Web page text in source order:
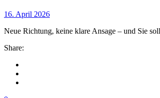
16. April 2026
Neue Richtung, keine klare Ansage – und Sie
Share: